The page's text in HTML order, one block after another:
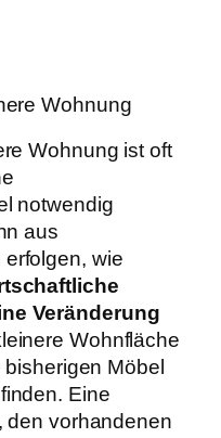
Wohnung
Wohnung ist oft
notwendig
aus
wie
Veränderung
Wohnfläche
Möbel
Eine
den vorhandenen